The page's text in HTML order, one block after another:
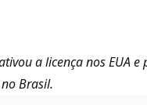
a licença nos EUA e
Brasil.